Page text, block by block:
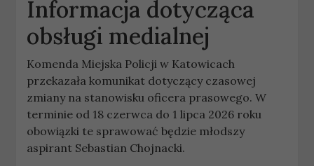
Informacja dotycząca
obsługi medialnej
Komenda Miejska Policji w Katowicach
przekazała komunikat dotyczący czasowej
zmiany na stanowisku oficera prasowego. W
terminie od 18 czerwca do 1 lipca 2026 roku
obowiązki te sprawować będzie młodszy
aspirant Sebastian Chojnacki.